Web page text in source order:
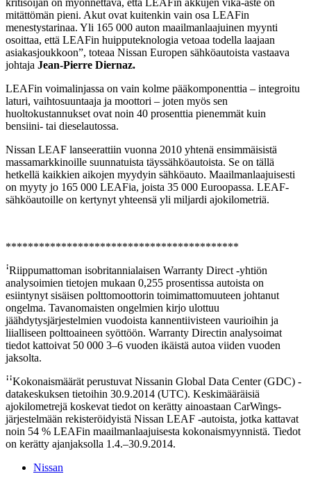
mitättömän pieni. Akut ovat kuitenkin vain osa LEAFin
menestystarinaa. Yli 165 000 auton maailmanlaajuinen myynti
osoittaa, että LEAFin huipputeknologia vetoaa todella laajaan
asiakasjoukkoon”, toteaa Nissan Europen sähköautoista vastaava
johtaja Jean-Pierre Diernaz.
LEAFin voimalinjassa on vain kolme pääkomponenttia – integroitu
laturi, vaihtosuuntaaja ja moottori – joten myös sen
huoltokustannukset ovat noin 40 prosenttia pienemmät kuin
bensiini- tai dieselautossa.
Nissan LEAF lanseerattiin vuonna 2010 yhtenä ensimmäisistä
massamarkkinoille suunnatuista täyssähköautoista. Se on tällä
hetkellä kaikkien aikojen myydyin sähköauto. Maailmanlaajuisesti
on myyty jo 165 000 LEAFia, joista 35 000 Euroopassa. LEAF-
sähköautoille on kertynyt yhteensä yli miljardi ajokilometriä.
******************************************
ꜞRiippumattoman isobritannialaisen Warranty Direct -yhtiön
analysoimien tietojen mukaan 0,255 prosentissa autoista on
esiintynyt sisäisen polttomoottorin toimimattomuuteen johtanut
ongelma. Tavanomaisten ongelmien kirjo ulottuu
jäähdytysjärjestelmien vuodoista kannentiivisteen vaurioihin ja
liialliseen polttoaineen syöttöön. Warranty Directin analysoimat
tiedot kattoivat 50 000 3–6 vuoden ikäistä autoa viiden vuoden
jaksolta.
ꜞꜞKokonaismäärät perustuvat Nissanin Global Data Center (GDC) -
datakeskuksen tietoihin 30.9.2014 (UTC). Keskimääräisiä
ajokilometrejä koskevat tiedot on kerätty ainoastaan CarWings-
järjestelmään rekisteröidyistä Nissan LEAF -autoista, jotka kattavat
noin 54 % LEAFin maailmanlaajuisesta kokonaismyynnistä. Tiedot
on kerätty ajanjaksolla 1.4.–30.9.2014.
Nissan